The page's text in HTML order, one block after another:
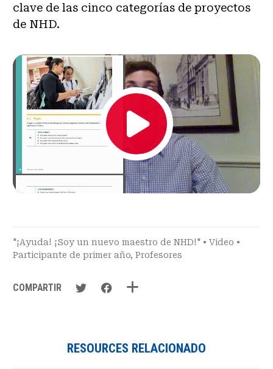
clave de las cinco categorías de proyectos
de NHD.
"¡Ayuda! ¡Soy un nuevo maestro de NHD!" • Video •
Participante de primer año, Profesores
COMPARTIR
RESOURCES RELACIONADO